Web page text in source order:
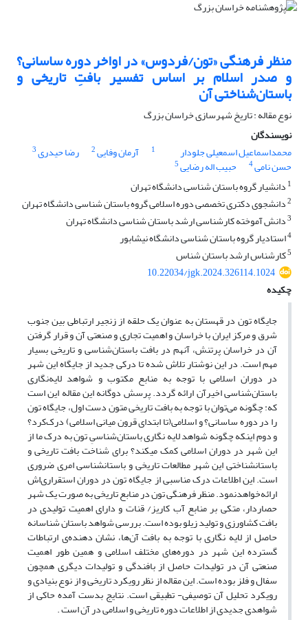
منظر فرهنگی «تون/فردوس» در اواخر دوره ساسانی؟
و صدر اسلام بر اساس تفسیر بافتِ تاریخی و
باستان‌شناختی آن
نوع مقاله : تاریخ شهرسازی خراسان بزرگ
نویسندگان
محمداسماعیل اسمعیلی جلودار
1 آرمان وفایی2 رضا حیدری3
حسن نامی4 حبیب اله رضایی5
1 دانشیار گروه باستان شناسی دانشگاه تهران
2دانشجوی دکتری تخصصی دوره اسلامی گروه باستان شناسی دانشگاه تهران
3دانش آموخته کارشناسی ارشد باستان شناسی دانشگاه تهران
4استادیار گروه باستان شناسی دانشگاه نیشابور
5کارشناس ارشد باستان شناس
10.22034/jgk.2024.326114.1024
چکیده
جایگاه تون در قهستان به عنوان یک حلقه از زنجیر ارتباطی بین جنوب
شرق و مرکز ایران با خراسان و اهمیت تجاری و صنعتی آن و قرار گرفتن
آن در خراسان پرتنش، آنهم در بافت باستان‌شناسی و تاریخی بسیار
مهم است. در این نوشتار تلاش شده تا درکی جدید از جایگاه این شهر
در دوران اسلامی ‌با توجه به منابع مکتوب و شواهد لایه‌نگاری
باستان‌شناسی اخیرآن ارائه گردد. پرسش دوگانه این مقاله این است
که: چگونه می‌توان با توجه به بافت تاریخی متون دست اول، جایگاه تون
را در دوره ساسانی؟ و اسلامی(تا ابتدای قرون میانی اسلامی) ‌درک‌کرد؟
و دوم اینکه چگونه شواهد لایه نگاری باستان‌شناسیِ تون به درک ما از
این شهر در دوران اسلامی‌ کمک میکند؟ برای شناخت بافت تاریخی و
باستانشناختی این شهر مطالعات تاریخی و باستانشناسی امری ضروری
است. این اطلاعات درک مناسبی از جایگاه تون در دوران استقراری‌اش
ارائه‌خواهد‌نمود. منظر فرهنگی تون در منابع تاریخی به صورت یک شهر
حصاردار، متکی بر منابع آب کاریز/ قنات و دارای اهمیت تولیدی در
بافت کشاورزی و تولید زیلو بوده است. بررسی شواهد باستان شناسانه
حاصل از لایه نگاری با توجه به بافت آن‌ها، نشان دهنده‌ی ارتباطات
گسترده این شهر در دوره‌های مختلف اسلامی‌ و همین طور اهمیت
صنعتی آن در تولیدات حاصل از بافندگی و تولیدات دیگری همچون
سفال و فلز بوده است. این مقاله از نظر رویکرد تاریخی و از نوع بنیادی و
رویکرد تحلیل آن توصیفی- تطبیقی است. نتایج بدست آمده حاکی از
شواهدی جدیدی از اطلاعات دوره تاریخی و اسلامی در آن است .